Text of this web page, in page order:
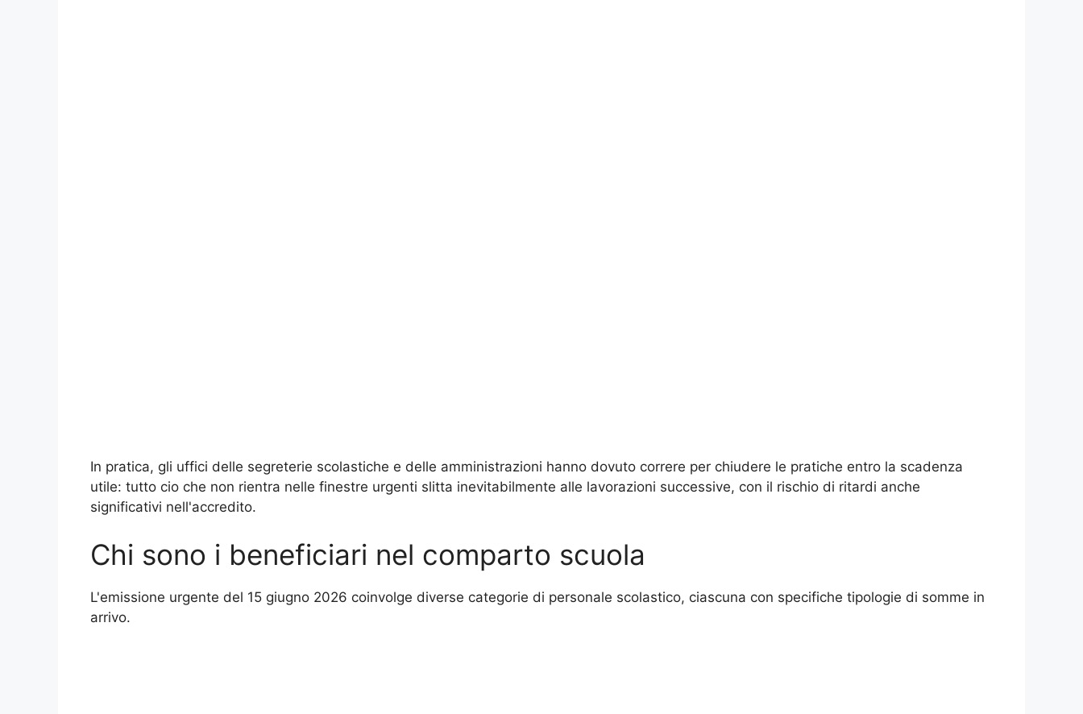
In pratica, gli uffici delle segreterie scolastiche e delle amministrazioni hanno dovuto correre per chiudere le pratiche entro la scadenza
utile: tutto cio che non rientra nelle finestre urgenti slitta inevitabilmente alle lavorazioni successive, con il rischio di ritardi anche
significativi nell'accredito.
Chi sono i beneficiari nel comparto scuola
L'emissione urgente del 15 giugno 2026 coinvolge diverse categorie di personale scolastico, ciascuna con specifiche tipologie di somme in
arrivo.